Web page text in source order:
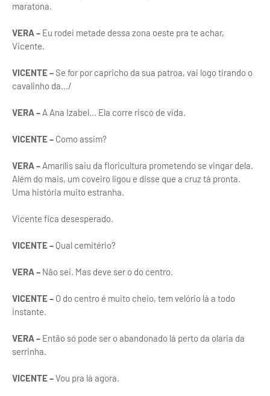
maratona.
VERA – Eu rodei metade dessa zona oeste pra te achar,
Vicente.
VICENTE – Se for por capricho da sua patroa, vai logo tirando o
cavalinho da.../
VERA – A Ana Izabel... Ela corre risco de vida.
VICENTE – Como assim?
VERA – Amarílis saiu da floricultura prometendo se vingar dela.
Além do mais, um coveiro ligou e disse que a cruz tá pronta.
Uma história muito estranha.
Vicente fica desesperado.
VICENTE – Qual cemitério?
VERA – Não sei. Mas deve ser o do centro.
VICENTE – O do centro é muito cheio, tem velório lá a todo
instante.
VERA – Então só pode ser o abandonado lá perto da olaria da
serrinha.
VICENTE –Vou pra lá agora.